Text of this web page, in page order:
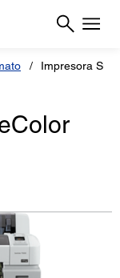
Impresora